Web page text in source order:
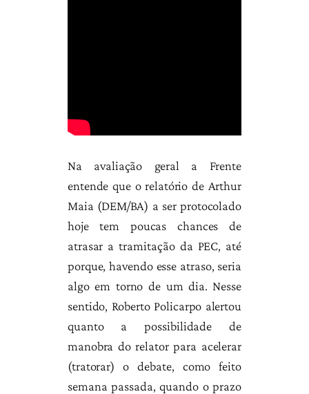
Na avaliação geral a Frente
entende que o relatório de Arthur
Maia (DEM/BA) a ser protocolado
hoje tem poucas chances de
atrasar a tramitação da PEC, até
porque, havendo esse atraso, seria
algo em torno de um dia. Nesse
sentido, Roberto Policarpo alertou
quanto a possibilidade de
manobra do relator para acelerar
(tratorar) o debate, como feito
semana passada, quando o prazo